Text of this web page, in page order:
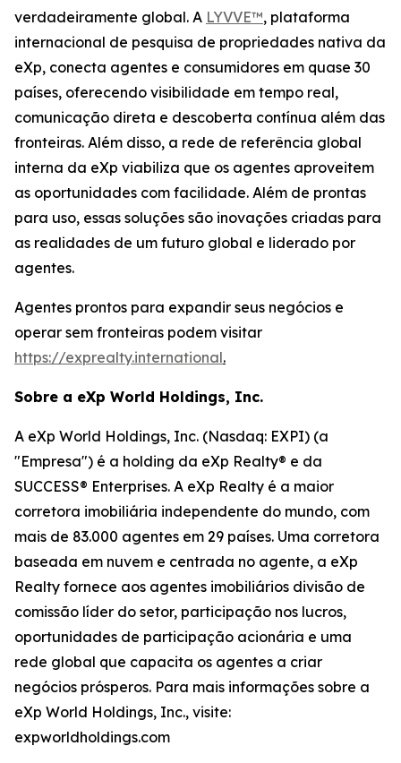
verdadeiramente global. A LYVVE™, plataforma
internacional de pesquisa de propriedades nativa da
eXp, conecta agentes e consumidores em quase 30
países, oferecendo visibilidade em tempo real,
comunicação direta e descoberta contínua além das
fronteiras. Além disso, a rede de referência global
interna da eXp viabiliza que os agentes aproveitem
as oportunidades com facilidade. Além de prontas
para uso, essas soluções são inovações criadas para
as realidades de um futuro global e liderado por
agentes.
Agentes prontos para expandir seus negócios e
operar sem fronteiras podem visitar
https://exprealty.international.
Sobre a eXp World Holdings, Inc.
A eXp World Holdings, Inc. (Nasdaq: EXPI) (a
"Empresa") é a holding da eXp Realty® e da
SUCCESS® Enterprises. A eXp Realty é a maior
corretora imobiliária independente do mundo, com
mais de 83.000 agentes em 29 países. Uma corretora
baseada em nuvem e centrada no agente, a eXp
Realty fornece aos agentes imobiliários divisão de
comissão líder do setor, participação nos lucros,
oportunidades de participação acionária e uma
rede global que capacita os agentes a criar
negócios prósperos. Para mais informações sobre a
eXp World Holdings, Inc., visite:
expworldholdings.com